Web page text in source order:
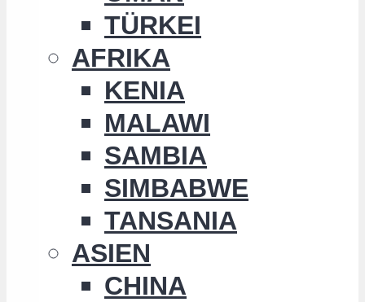
TÜRKEI
AFRIKA
KENIA
MALAWI
SAMBIA
SIMBABWE
TANSANIA
ASIEN
CHINA